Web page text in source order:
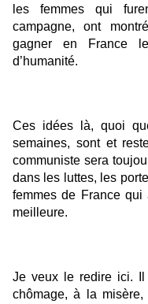
les femmes qui
campagne, ont
gagner en France
d’humanité.
Ces idées là, quoi
semaines, sont et
communiste sera
dans les luttes, les
femmes de France qui
meilleure.
Je veux le redire ici. Il
chômage, à la